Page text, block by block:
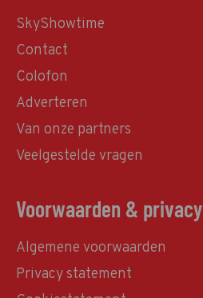
SkyShowtime
Contact
Colofon
Adverteren
Van onze partners
Veelgestelde vragen
Voorwaarden & privacy
Algemene voorwaarden
Privacy statement